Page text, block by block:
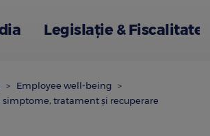
Legislație & Fiscalitate
Employee well-being
tratament și recuperare